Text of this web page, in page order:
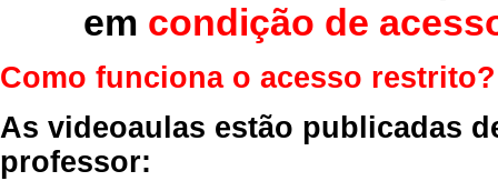
em condição de
Como funciona o acesso restrito?
As videoaulas estão publicadas
professor: